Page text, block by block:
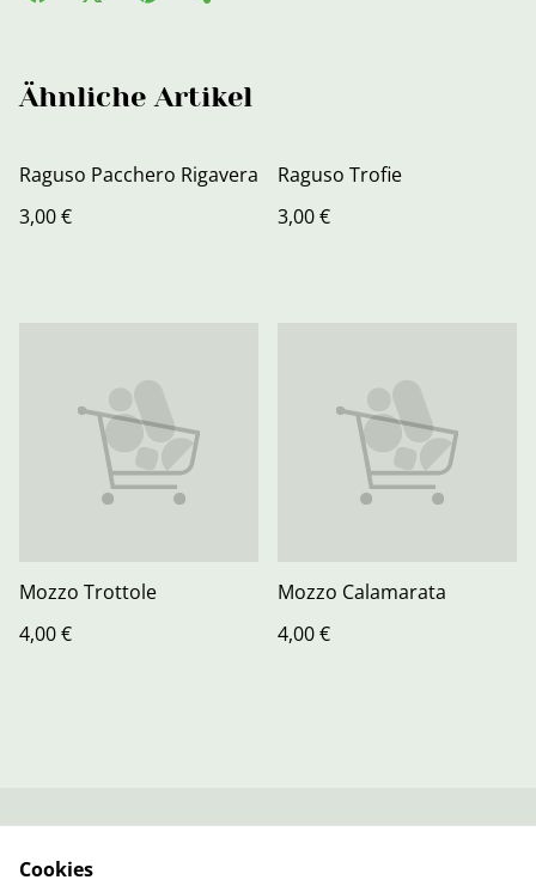
Ähnliche Artikel
Raguso Pacchero Rigavera
3,00 €
Raguso Trofie
3,00 €
Mozzo Trottole
4,00 €
Mozzo Calamarata
4,00 €
Cookies